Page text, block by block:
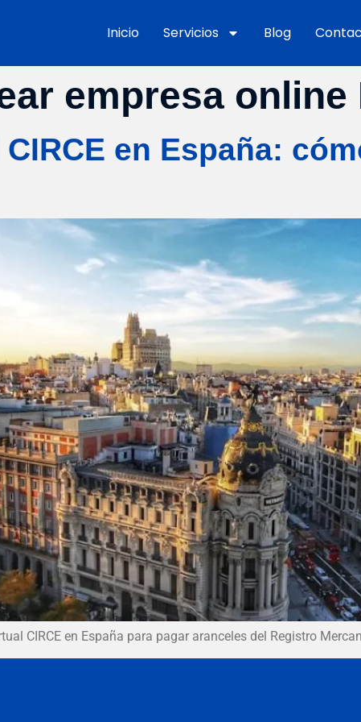
Inicio Servicios Blog
empresa online
en España:
CIRCE en España para pagar aranceles del Registro